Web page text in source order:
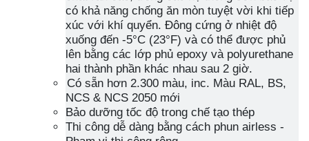
có khả năng chống ăn mòn tuyệt vời khi tiếp
xúc với khí quyển. Đông cứng ở nhiệt độ
xuống đến -5°C (23°F) và có thể được phủ
lên bằng các lớp phủ epoxy và polyurethane
hai thành phần khác nhau sau 2 giờ.
Có sẵn hơn 2.300 màu, inc. Màu RAL, BS,
NCS & NCS 2050 mới
Bảo dưỡng tốc độ trong chế tạo thép
Thi công dễ dàng bằng cách phun airless -